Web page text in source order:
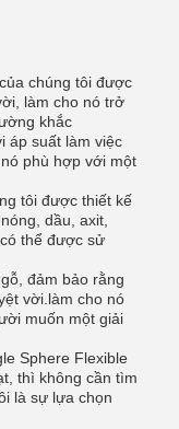
chúng tôi được
làm cho nó trở
khắc
áp suất làm việc
phù hợp với một
tôi được thiết kế
dầu, axit,
thể được sử
đảm bảo rằng
vời.làm cho nó
muốn một giải
Sphere Flexible
thì không cần tìm
là sự lựa chọn